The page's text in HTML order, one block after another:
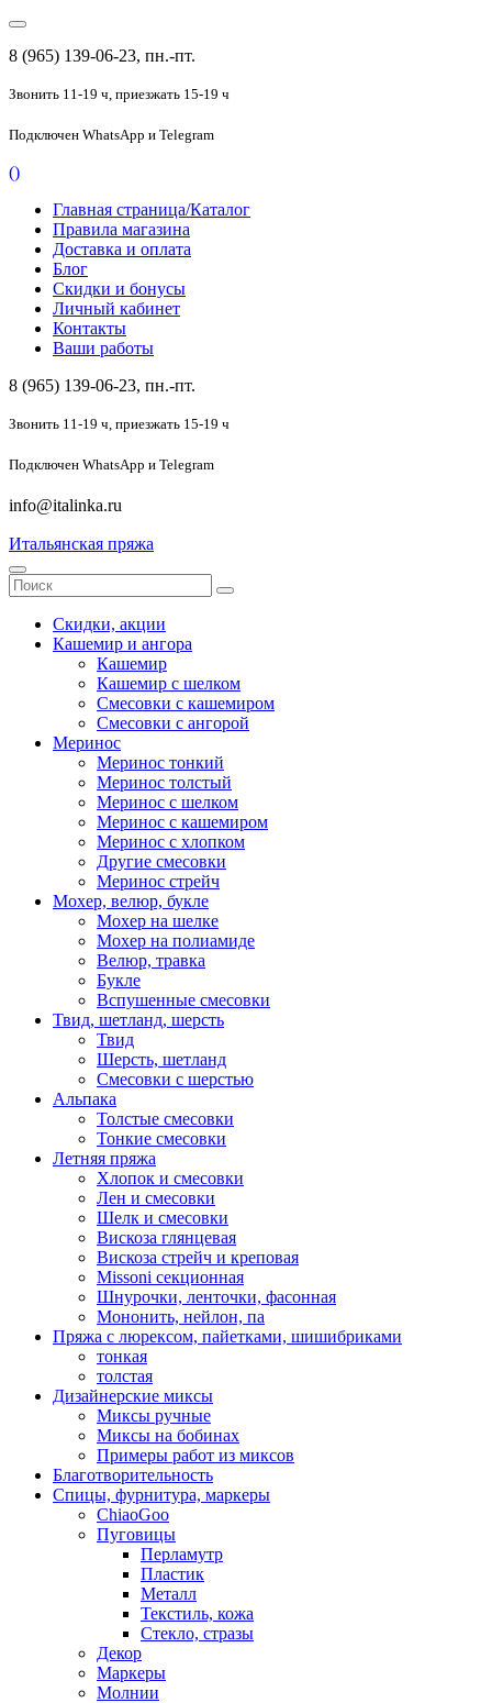
8 (965) 139-06-23, пн.-пт.
Звонить 11-19 ч, приезжать 15-19 ч
Подключен WhatsApp и Telegram
()
Главная страница/Каталог
Правила магазина
Доставка и оплата
Блог
Скидки и бонусы
Личный кабинет
Контакты
Ваши работы
8 (965) 139-06-23, пн.-пт.
Звонить 11-19 ч, приезжать 15-19 ч
Подключен WhatsApp и Telegram
info@italinka.ru
Итальянская пряжа
Скидки, акции
Кашемир и ангора
Кашемир
Кашемир с шелком
Смесовки с кашемиром
Смесовки с ангорой
Меринос
Меринос тонкий
Меринос толстый
Меринос с шелком
Меринос с кашемиром
Меринос с хлопком
Другие смесовки
Меринос стрейч
Мохер, велюр, букле
Мохер на шелке
Мохер на полиамиде
Велюр, травка
Букле
Вспушенные смесовки
Твид, шетланд, шерсть
Твид
Шерсть, шетланд
Смесовки с шерстью
Альпака
Толстые смесовки
Тонкие смесовки
Летняя пряжа
Хлопок и смесовки
Лен и смесовки
Шелк и смесовки
Вискоза глянцевая
Вискоза стрейч и креповая
Missoni секционная
Шнурочки, ленточки, фасонная
Мононить, нейлон, па
Пряжа с люрексом, пайетками, шишибриками
тонкая
толстая
Дизайнерские миксы
Миксы ручные
Миксы на бобинах
Примеры работ из миксов
Благотворительность
Спицы, фурнитура, маркеры
ChiaoGoo
Пуговицы
Перламутр
Пластик
Металл
Текстиль, кожа
Стекло, стразы
Декор
Маркеры
Молнии